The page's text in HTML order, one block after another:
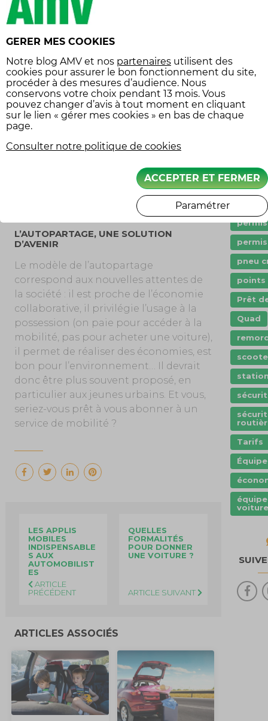
QUAND VOUS VOULEZ
Enfin, l’autopartage en libre-service
offre, comme son nom l’indique, une
totale liberté : les abonnés peuvent
accéder sans aucune réservation à un
véhicule, qu’ils récupèrent dans des
endroits spécifiques. C’est le service
souvent déployé en ville, pour des
petites voitures électriques en libre-
service par exemple, localisables via un
système viable dans les villes d’une
certaine taille, avec de nombreux
abonnés et de nombreux véhicules…
L’AUTOPARTAGE, UNE SOLUTION
D’AVENIR
Le modèle de l’autopartage
correspond aux nouvelles attentes de
la société : il est proche de l’économie
collaborative, il privilégie l’usage à la
possession (on paie pour accéder à la
mobilité, pas pour acheter une voiture),
il permet de réaliser des économies, est
bon pour l’environnement… Il devrait
donc être plus souvent proposé, en
particulier aux jeunes urbains. Et vous,
seriez-vous prêt à vous abonner à un
service de mobilité ?
LES APPLIS
MOBILES
INDISPENSABLE
S AUX
AUTOMOBILIST
ES
ARTICLE
PRÉCÉDENT
QUELLES
FORMALITÉS
POUR DONNER
UNE VOITURE ?
ARTICLE SUIVANT
ARTICLES ASSOCIÉS
Moto
permis
pneu
points
Prêt
Quad
Tarifs
voiture
GERER MES COOKIES
Notre blog AMV et nos partenaires utilisent des
cookies pour assurer le bon fonctionnement du site,
procéder à des mesures d’audience. Nous
conservons votre choix pendant 13 mois. Vous
pouvez changer d’avis à tout moment en cliquant
sur le lien « gérer mes cookies » en bas de chaque
page.
Consulter notre politique de cookies
ACCEPTER ET FERMER
Paramétrer